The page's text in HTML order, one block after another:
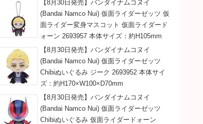
【8月30日発売】バンダイナムコヌイ
(Bandai Namco Nui) 仮面ライダーゼッツ 仮
面ライダー変身マスコット 仮面ライダード
ォーン 2693957 本体サイズ：約H105mm
【8月30日発売】バンダイナムコヌイ
(Bandai Namco Nui) 仮面ライダーゼッツ
Chibiぬいぐるみ ジーク 2693952 本体サイ
ズ：約H170×W100×D70mm
【8月30日発売】バンダイナムコヌイ
(Bandai Namco Nui) 仮面ライダーゼッツ
Chibiぬいぐるみ 仮面ライダードォーン